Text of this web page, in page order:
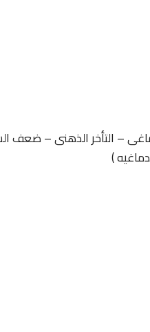
– التأخر الذهنى – ضعف
)